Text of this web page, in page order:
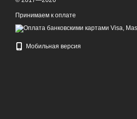
Принимаем к оплате
Мобильная версия